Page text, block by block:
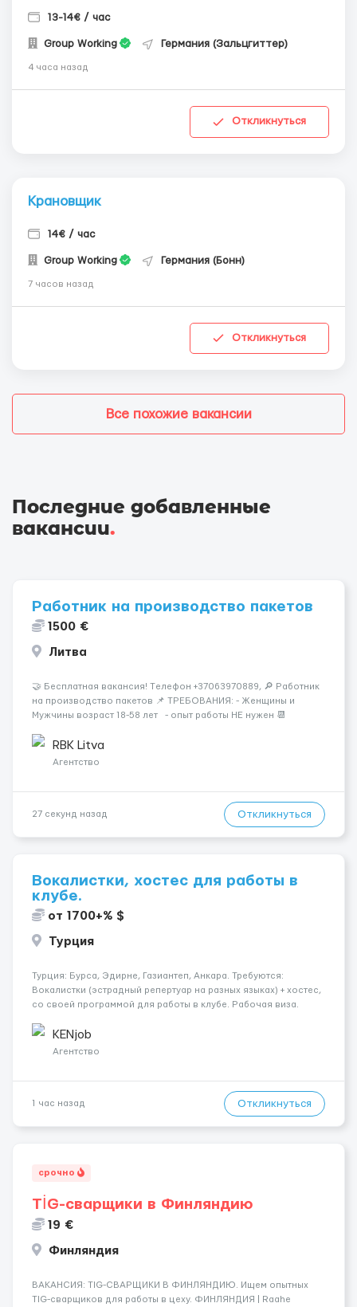
13-14€ / час
Group Working Германия (Зальцгиттер)
4 часа назад
Откликнуться
Крановщик
14€ / час
Group Working Германия (Бонн)
7 часов назад
Откликнуться
Все похожие вакансии
Последние добавленные
вакансии.
Работник на производство пакетов
1500 €
Литва
🤝 Бесплатная вакансия! Tелефон +37063970889, 🔎 Работник
на производство пакетов 📌 ТРЕБОВАНИЯ: - Женщины и
Мужчины возраст 18-58 лет - опыт работы НЕ нужен 📆
зависимости от отдела и должност...
RBK Litva
Агентство
27 секунд назад Откликнуться
Вокалистки, хостес для работы в
клубе.
от 1700+% $
Турция
Турция: Бурса, Эдирне, Газиантеп, Анкара. Требуются:
Вокалистки (эстрадный репертуар на разных языках) + хостеc,
со своей программой для работы в клубе. Рабочая виза.
одного до трех месяцев. Мед. страховка. Высокая зарплат...
KENjob
Агентство
1 час назад Откликнуться
срочно
TİG-сварщики в Финляндию
19 €
Финляндия
​​ВАКАНСИЯ: TIG-СВАРЩИКИ В ФИНЛЯНДИЮ. Ищем опытных
TIG-сварщиков для работы в цеху. ФИНЛЯНДИЯ | Raahe